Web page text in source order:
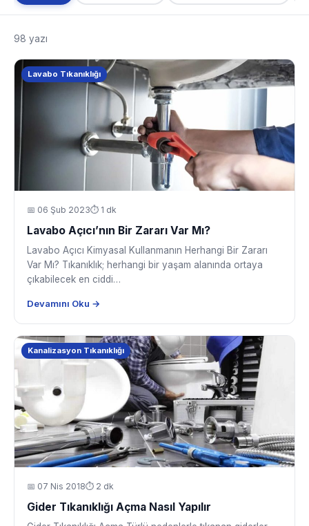
98 yazı
Lavabo Tıkanıklığı
📅 06 Şub 2023⏱ 1 dk
Lavabo Açıcı’nın Bir Zararı Var Mı?
Lavabo Açıcı Kimyasal Kullanmanın Herhangi Bir Zararı
Var Mı? Tıkanıklık; herhangi bir yaşam alanında ortaya
çıkabilecek en ciddi…
Devamını Oku →
Kanalizasyon Tıkanıklığı
📅 07 Nis 2018⏱ 2 dk
Gider Tıkanıklığı Açma Nasıl Yapılır